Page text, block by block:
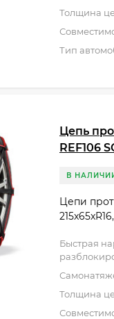
Толщина
Тип
Цепь
REF106
В
Цепи
Быстрая
Толщина